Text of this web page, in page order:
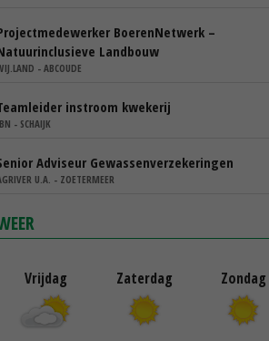
BoerenNetwerk –
Landbouw
- ABCOUDE
instroom kwekerij
- SCHAIJK
Adviseur Gewassenverzekeringen
U.A. - ZOETERMEER
Vrijdag Zaterdag Zondag